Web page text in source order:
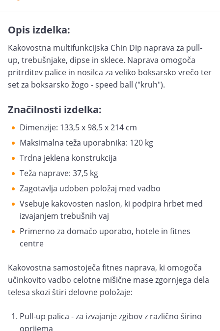
Opis izdelka:
Kakovostna multifunkcijska Chin Dip naprava za pull-
up, trebušnjake, dipse in sklece. Naprava omogoča
pritrditev palice in nosilca za veliko boksarsko vrečo ter
set za boksarsko žogo - speed ball ("kruh").
Značilnosti izdelka:
Dimenzije: 133,5 x 98,5 x 214 cm
Maksimalna teža uporabnika: 120 kg
Trdna jeklena konstrukcija
Teža naprave: 37,5 kg
Zagotavlja udoben položaj med vadbo
Vsebuje kakovosten naslon, ki podpira hrbet med
izvajanjem trebušnih vaj
Primerno za domačo uporabo, hotele in fitnes
centre
Kakovostna samostoječa fitnes naprava, ki omogoča
učinkovito vadbo celotne mišične mase zgornjega dela
telesa skozi štiri delovne položaje:
Pull-up palica - za izvajanje zgibov z različno širino
oprijema